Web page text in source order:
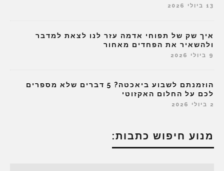
13 ביולי 2026
איך שק של תפוחי אדמה עזר לנו לצאת למדבר
ולהשאיר את הפחדים מאחור
9 ביולי 2026
הוזמנתם לשבוע ביאכטה? 5 דברים שלא מספרים
לכם על החלום האקזוטי
2 ביולי 2026
מנוע חיפוש כתבות: